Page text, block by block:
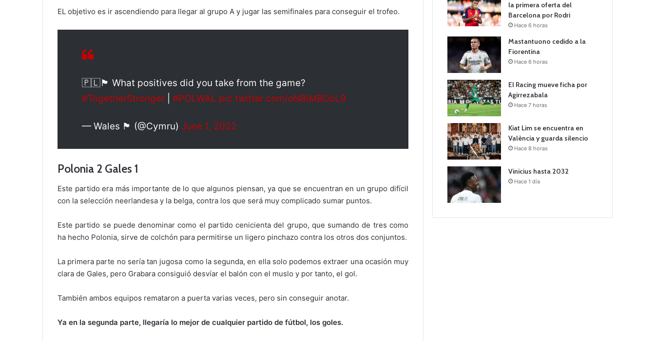
EL objetivo es ir ascendiendo para llegar al grupo A y jugar las semifinales para conseguir el trofeo.
🇵🇱🏴󠁧󠁢󠁷󠁬󠁳󠁿 What positives did you take from the game?
#TogetherStronger
#POLWAL pic.twitter.com/oN8iMBGcL9
— Wales 🏴󠁧󠁢󠁷󠁬󠁳󠁿 (@Cymru) June 1, 2022
Polonia 2 Gales 1
Este partido era más importante de lo que algunos piensan, ya que se encuentran en un grupo difícil
con la selección neerlandesa y la belga, contra los que será muy complicado sumar puntos.
Este partido se puede denominar como el partido cenicienta del grupo, que sumando de tres como
ha hecho Polonia, sirve de colchón para permitirse un ligero pinchazo contra los otros dos conjuntos.
La primera parte no sería tan jugosa como la segunda, en ella solo podemos extraer una ocasión muy
clara de Gales, pero Grabara consiguió desvíar el balón con el muslo y por tanto, el gol.
También ambos equipos remataron a puerta varias veces, pero sin conseguir anotar.
Ya en la segunda parte, llegaría lo mejor de cualquier partido de fútbol, los goles.
la primera oferta del
Barcelona por Rodri
Hace 6 horas
Mastantuono cedido a la
Fiorentina
Hace 6 horas
El Racing mueve ficha por
Agirrezabala
Hace 7 horas
Kiat Lim se encuentra en
València y guarda silencio
Hace 8 horas
Vinicius hasta 2032
Hace 1 día